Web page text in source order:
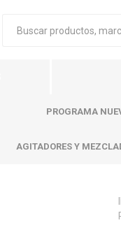
PROGRAMA
AGITADORES Y